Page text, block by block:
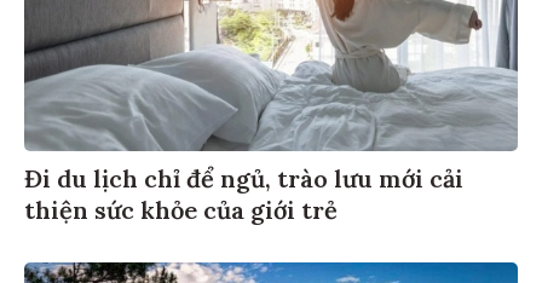
Đi du lịch chỉ để ngủ, trào lưu mới cải
thiện sức khỏe của giới trẻ